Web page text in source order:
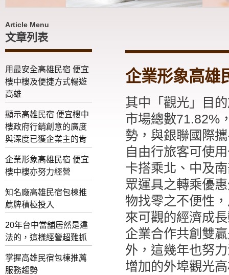
Article Menu
文章列表
用最安全高雄民宿 便宜
樓中樓及便捷方式暢遊
高雄
顯示高雄民宿 便宜樓中
樓政府行銷創意的廣度
與深度已獲企業主的肯
企業形象高雄民宿 便宜
樓中樓亦努力經營
知名廠高雄民宿包棟推
薦牌積極投入
20年台中當舖居然是違
法的，這樣經營超難抓
掌握高雄民宿包棟推薦
服務趨勢
企業形象高雄
其中「觀光」目
市場總數71.82%
勢，與銀聯國際
自由行旅客可使
卡搭乘北、中及
眾運具之轉乘優
物找零之不便性
來可觀的經濟成
企業合作共創雙
外，這幾年也努
增加的外埠觀光